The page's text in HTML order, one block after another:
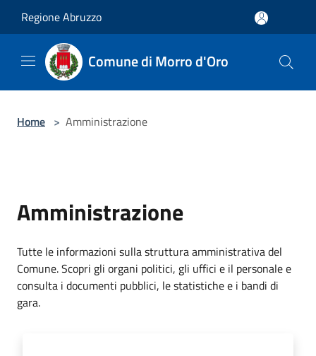
Regione Abruzzo
Comune di Morro d'Oro
Home > Amministrazione
Amministrazione
Tutte le informazioni sulla struttura amministrativa del
Comune. Scopri gli organi politici, gli uffici e il personale e
consulta i documenti pubblici, le statistiche e i bandi di
gara.